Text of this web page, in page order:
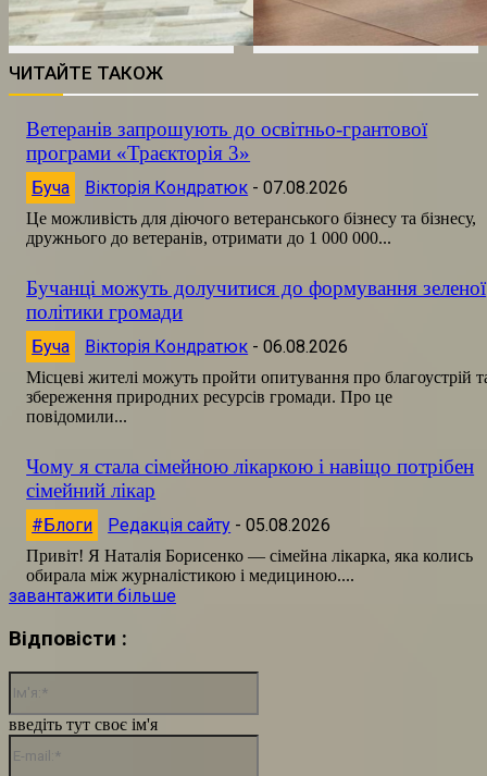
ЧИТАЙТЕ ТАКОЖ
Ветеранів запрошують до освітньо-грантової
програми «Траєкторія 3»
Буча Вікторія Кондратюк - 07.08.2026
Це можливість для діючого ветеранського бізнесу та бізнесу,
дружнього до ветеранів, отримати до 1 000 000...
Бучанці можуть долучитися до формування зеленої
політики громади
Буча Вікторія Кондратюк - 06.08.2026
Місцеві жителі можуть пройти опитування про благоустрій
збереження природних ресурсів громади. Про це
повідомили...
Чому я стала сімейною лікаркою і навіщо потрібен
сімейний лікар
#Блоги Редакція сайту - 05.08.2026
Привіт! Я Наталія Борисенко — сімейна лікарка, яка колись
обирала між журналістикою і медициною....
завантажити більше
Відповісти :
введіть тут своє ім'я